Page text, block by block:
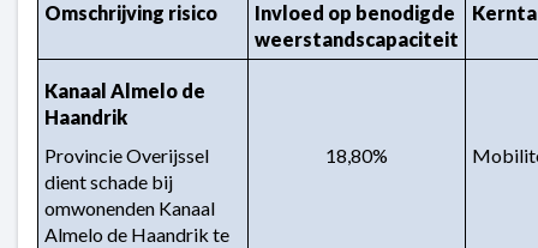
Grootste
risico's
weerstandscapaciteit
Omschrijving risico
Invloed op benodigde
weerstandscapaciteit
Kanaal Almelo de
Haandrik
Provincie Overijssel
dient schade bij
omwonenden Kanaal
Almelo de Haandrik te
18,80%